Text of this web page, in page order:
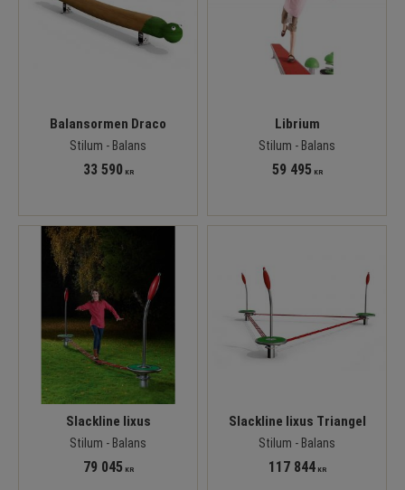
Balansormen Draco
Stilum - Balans
33 590KR
Librium
Stilum - Balans
59 495 KR
Slackline lixus
Stilum - Balans
79 045 KR
Slackline lixus Triangel
Stilum - Balans
117 844KR